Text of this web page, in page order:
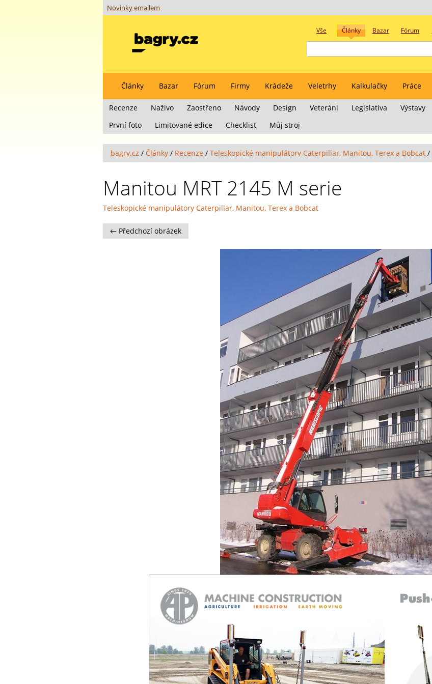
Novinky emailem
Vše Články Bazar Fórum
Články Bazar Fórum Firmy Krádeže Veletrhy Kalkulačky Práce
Recenze Naživo Zaostřeno Návody Design Veteráni Legislativa Výstavy
První foto
Limitované edice Checklist Můj stroj
bagry.cz / Články / Recenze / Teleskopické manipulátory Caterpillar, Manitou, Terex a Bobcat /
Manitou MRT 2145 M serie
Teleskopické manipulátory Caterpillar, Manitou, Terex a Bobcat
← Předchozí obrázek